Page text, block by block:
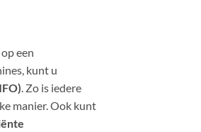
een
kunt u
. Zo is iedere
manier. Ook kunt